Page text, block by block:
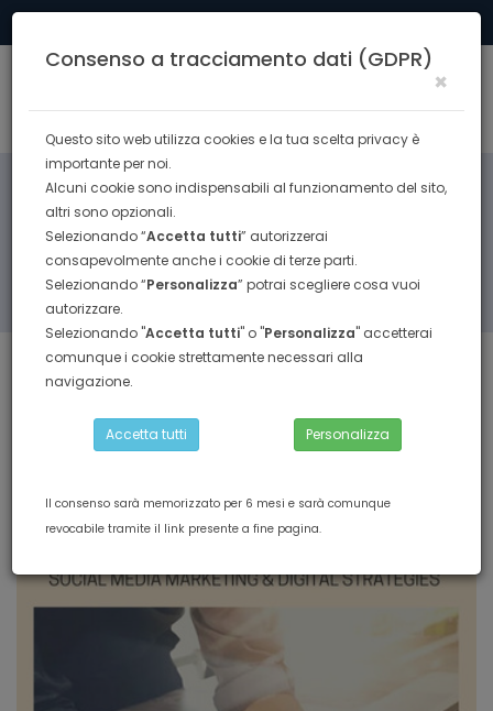
COMUNICAZIONE E MARKETING
Consenso a tracciamento dati (GDPR)
×
Questo sito web utilizza cookies e la tua scelta privacy è
importante per noi.
Alcuni cookie sono indispensabili al funzionamento del sito,
altri sono opzionali.
Selezionando “Accetta tutti” autorizzerai
consapevolmente anche i cookie di terze parti.
Selezionando “Personalizza” potrai scegliere cosa vuoi
autorizzare.
Selezionando "Accetta tutti" o "Personalizza" accetterai
comunque i cookie strettamente necessari alla
navigazione.
Accetta tutti Personalizza
Il consenso sarà memorizzato per 6 mesi e sarà comunque
revocabile tramite il link presente a fine pagina.